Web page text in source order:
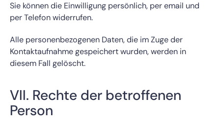
Sie können die Einwilligung persönlich, per email und
per Telefon widerrufen.
Alle personenbezogenen Daten, die im Zuge der
Kontaktaufnahme gespeichert wurden, werden in
diesem Fall gelöscht.
VII. Rechte der betroffenen
Person